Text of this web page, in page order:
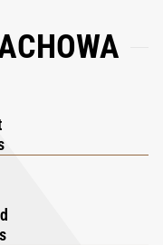
lub wieczorem,
porze dnia.
kobiety.